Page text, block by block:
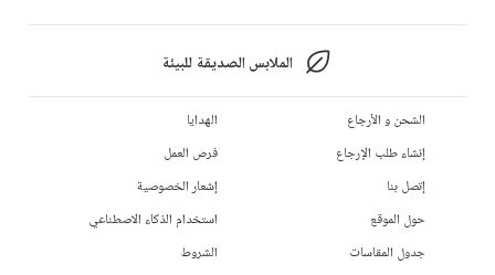
الملابس الصديقة للبيئة
الشحن و الأرجاع
إنشاء طلب الإرجاع
إتصل بنا
حول الموقع
جدول المقاسات
الهدايا
فرص العمل
إشعار الخصوصية
استخدام الذكاء الاصطناعي
الشروط